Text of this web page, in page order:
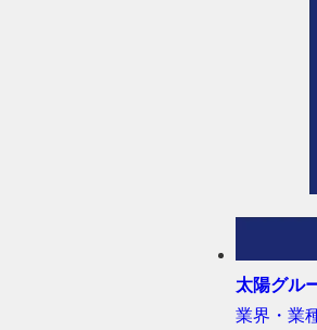
太陽グル
業界・業